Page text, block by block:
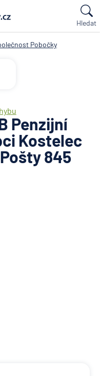
Hledat
Pobočky
Penzijní
Kostelec
845